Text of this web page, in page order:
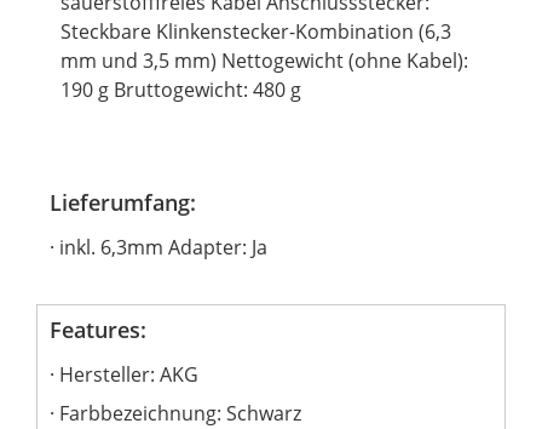
Steckbare Klinkenstecker-Kombination (6,3
mm und 3,5 mm) Nettogewicht (ohne Kabel):
190 g Bruttogewicht: 480 g
Lieferumfang:
inkl. 6,3mm Adapter: Ja
Features:
Hersteller: AKG
Farbbezeichnung: Schwarz